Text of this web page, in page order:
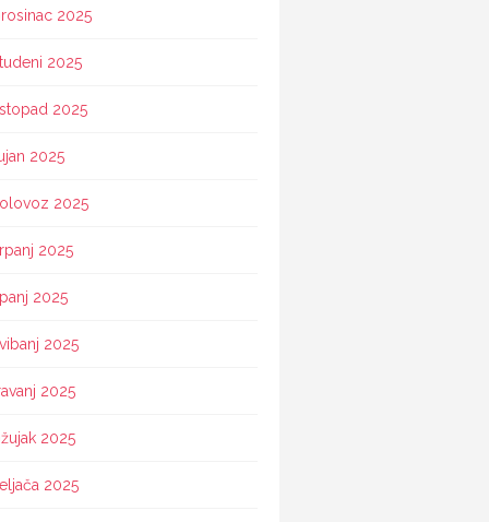
2025
2025
2025
2025
2025
2025
2025
2025
2025
2025
2025